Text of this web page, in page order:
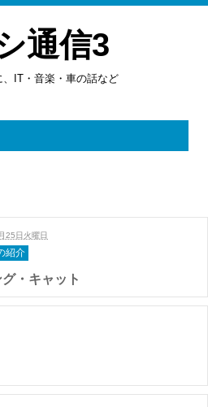
通信3
IT・音楽・車の話など
25日火曜日
紹介
・キャット